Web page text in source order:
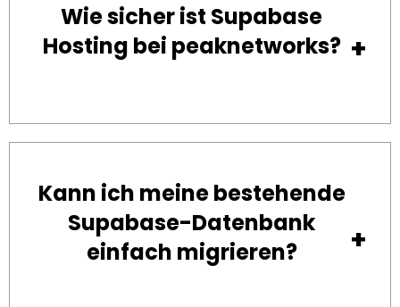
Wie sicher ist Supabase
Hosting bei peaknetworks?
Kann ich meine bestehende
Supabase-Datenbank
einfach migrieren?